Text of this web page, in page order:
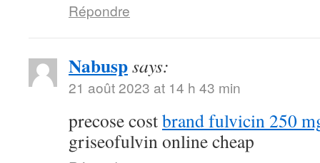
Répondre
Nabuspsays:
21 août 2023 at 14 h 43 min
precose costbrand fulvicin 250
griseofulvin online cheap